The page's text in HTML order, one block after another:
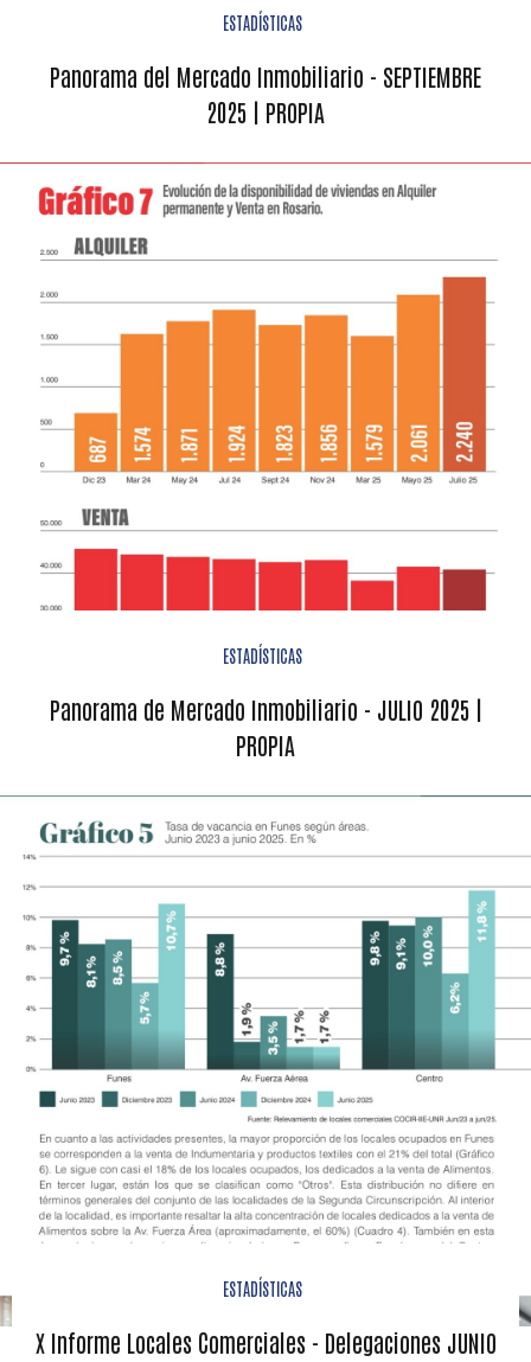
ESTADÍSTICAS
Panorama del Mercado Inmobiliario - SEPTIEMBRE
2025 | PROPIA
ESTADÍSTICAS
Panorama de Mercado Inmobiliario - JULIO 2025 |
PROPIA
ESTADÍSTICAS
X Informe Locales Comerciales - Delegaciones JUNIO